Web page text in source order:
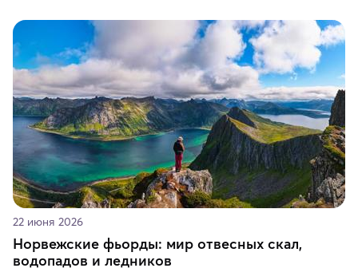
керамики и изделий из кожи на турецких рынках и в
аутентичных лавках — в подарок близким или себе на
память о путешествии.
22 июня 2026
Норвежские фьорды: мир отвесных скал,
водопадов и ледников